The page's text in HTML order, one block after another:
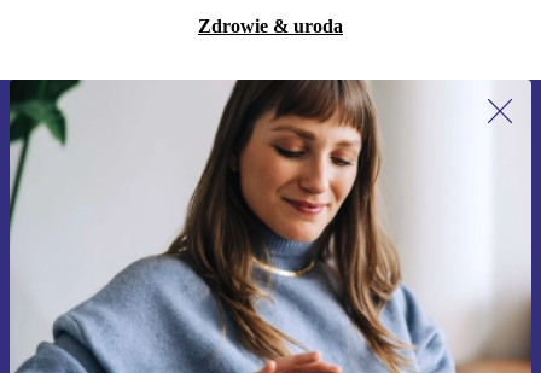
Zdrowie & uroda
Zapisz się na nasz newsletter!
Nie przegap żadnej oferty.
Zarejestruj się
Informacje na temat używania danych osobowych znajdują się w